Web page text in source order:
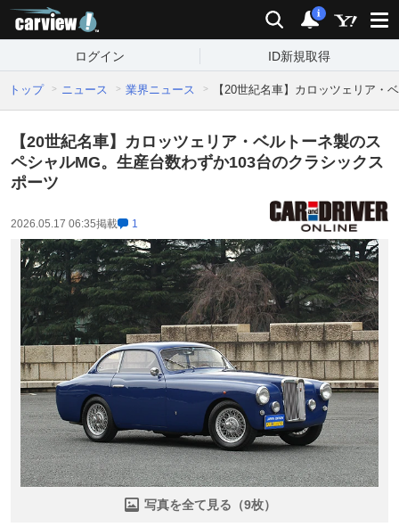
検索 通知
i
ログイン ID新規取得
トップ ニュース 業界ニュース 【20世紀名車】カロッツェリア・
【20世紀名車】カロッツェリア・ベルトーネ製のス
ペシャルMG。生産台数わずか103台のクラシックス
ポーツ
2026.05.17 06:35掲載 1
写真を全て見る（9枚）